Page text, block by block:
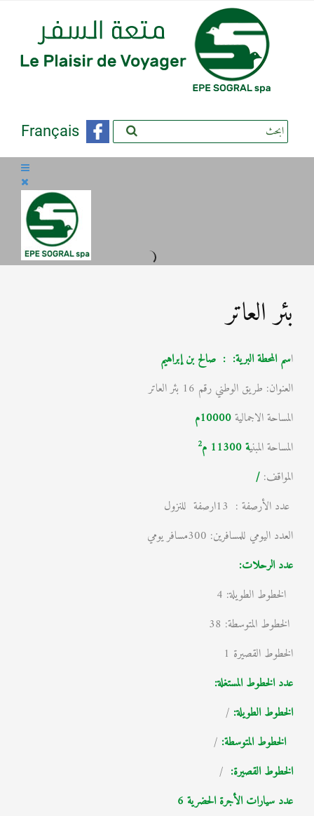
Français
بئر العاتر
اسم المحطة البرية: : صالح بن إبراهيم
العنوان: طريق الوطني رقم 16 بئر العاتر
المساحة الاجمالية10000م
المساحة المبنية11300 م2
المواقف: /
عدد الأرصفة : 13ارصفة للنزول
العدد اليومي للمسافرين: 300مسافر يومي
عدد الرحلات:
الخطوط الطويلة: 4
الخطوط المتوسطة: 38
الخطوط القصيرة 1
عدد الخطوط المستغلة:
الخطوط الطويلة: /
الخطوط المتوسطة: /
الخطوط القصيرة: /
عدد سيارات الأجرة الحضرية 6